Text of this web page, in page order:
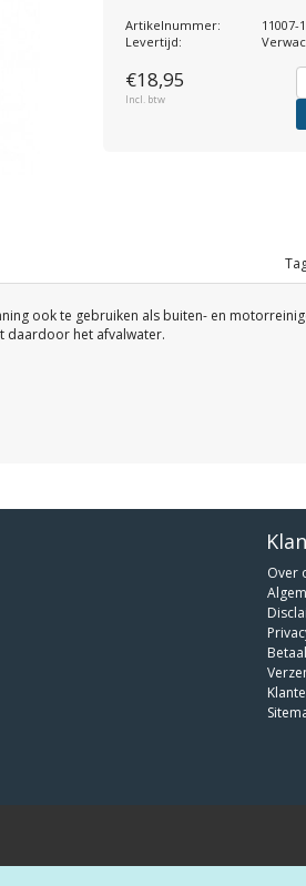
Artikelnummer:
11007-1
Levertijd:
€18,95
Incl. btw
ook te gebruiken als buiten- en
daardoor het afvalwater.
Over